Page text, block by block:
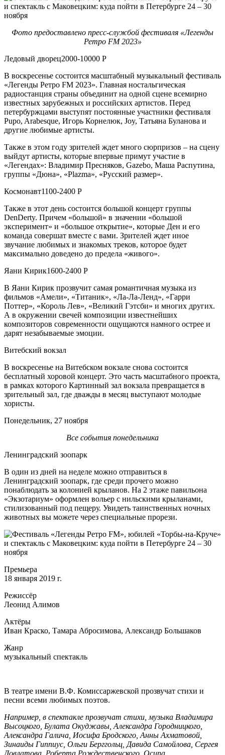
Фото предоставлено пресс-службой фестиваля «Легенды
Ретро FM 2023»
Ледовый дворец2000-10000 Р
В воскресенье состоится масштабный музыкальный фестиваль
«Легенды Ретро FM 2023». Главная ностальгическая
радиостанция страны объединит на одной сцене всемирно
известных зарубежных и российских артистов. Перед
петербуржцами выступят постоянные участники фестиваля
Pupo, Arabesque, Игорь Корнелюк, Joy, Татьяна Буланова и
другие любимые артисты.
Также в этом году зрителей ждет много сюрпризов – на сцену
выйдут артисты, которые впервые примут участие в
«Легендах»: Владимир Пресняков, Gazebo, Маша Распутина,
группы «Дюна», «Plazma», «Русский размер».
Космонавт1100-2400 Р
Также в этот день состоится большой концерт группы
DenDerty. Причем «большой» в значении «большой
эксперимент» и «большое открытие», которые Ден и его
команда совершат вместе с вами. Зрителей ждет иное
звучание любимых и знакомых треков, которое будет
максимально доведено до предела «живого».
Яани Кирик1600-2400 Р
В Яани Кирик прозвучит самая романтичная музыка из
фильмов «Амели», «Титаник», «Ла-Ла-Ленд», «Гарри
Поттер», «Король Лев», «Великий Гэтсби» и многих других.
А в окружении свечей композиции известнейших
композиторов современности ощущаются намного острее и
дарят незабываемые эмоции.
Витебский вокзал
В воскресенье на Витебском вокзале снова состоится
бесплатный хоровой концерт. Это часть масштабного проекта,
в рамках которого Картинный зал вокзала превращается в
зрительный зал, где дважды в месяц выступают молодые
хористы.
Понедельник, 27 ноября
Все события понедельника
Ленинградский зоопарк
В один из дней на неделе можно отправиться в
Ленинградский зоопарк, где среди прочего можно
понаблюдать за колонией крыланов. На 2 этаже павильона
«Экзотариум» оформлен вольер с нильскими крыланами,
стилизованный под пещеру. Увидеть таинственных ночных
животных вы можете через специальные прорези.
Премьера
18 января 2019 г.
Режиссёр
Леонид Алимов
Актёры
Иван Краско, Тамара Абросимова, Александр Большаков
Жанр
музыкальный спектакль
В театре имени В.Ф. Комиссаржевской прозвучат стихи и
песни всеми любимых поэтов.
Например, в спектакле прозвучат стихи, музыка Владимира
Высоцкого, Булата Окуджавы, Александра Городницкого,
Александра Галича, Иосифа Бродского, Анны Ахматовой,
Зинаиды Гиппиус, Ольги Берггольц, Давида Самойлова, Сергея
Довлатова, Роберта Рождественского, Осипа